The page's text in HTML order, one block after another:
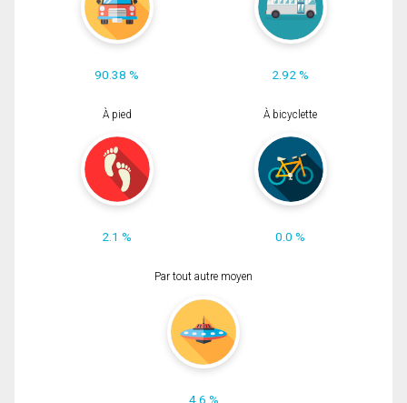
90.38 % 2.92 %
À pied
2.1 %
À bicyclette
0.0 %
Par tout autre moyen
4.6 %